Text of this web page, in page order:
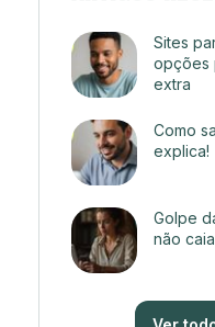
Sites
opções
extra
Como
explica!
Golpe
não